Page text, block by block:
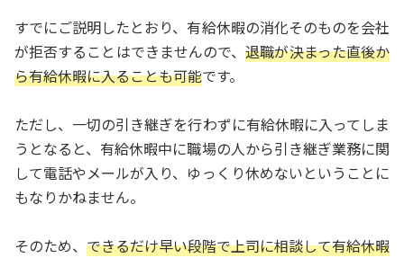
すでにご説明したとおり、有給休暇の消化そのものを会社
が拒否することはできませんので、退職が決まった直後か
ら有給休暇に入ることも可能です。
ただし、一切の引き継ぎを行わずに有給休暇に入ってしま
うとなると、有給休暇中に職場の人から引き継ぎ業務に関
して電話やメールが入り、ゆっくり休めないということに
もなりかねません。
そのため、 できるだけ早い段階で上司に相談して有給休暇